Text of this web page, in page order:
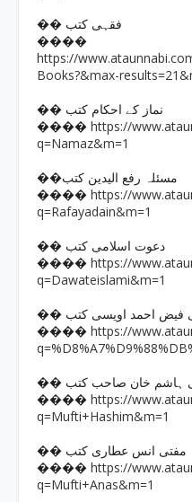
�� فقہی کتب
����
https://
Books?&max-
�� نماز کے احکام کتب
���� https://
q=Namaz&m=1
��مسئلہ رفع الیدین کتب
���� https://
q=Rafayadain&m=1
�� دعوت اسلامی کتب
���� https://
q=Dawateislami&m=1
فیض احمد اویسی کتب
���� https://
ہاشم خان صاحب کتب
���� https://
q=Mufti+Hashim&m=1
�� مفتی انس عطاری کتب
���� https://
q=Mufti+Anas&m=1